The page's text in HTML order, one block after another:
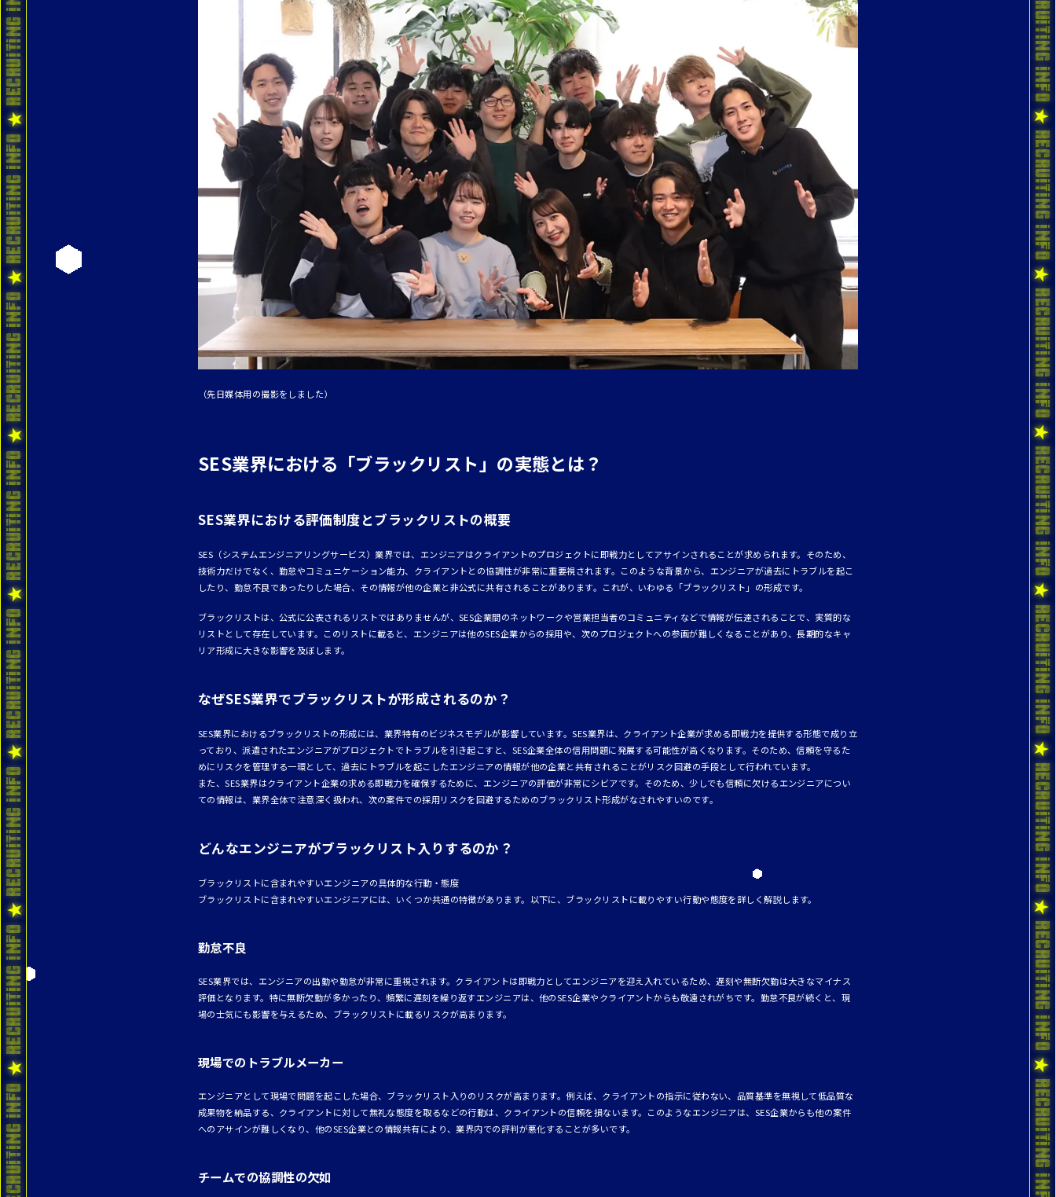
（先日媒体用の撮影をしました）
SES業界における「ブラックリスト」の実態とは？
SES業界における評価制度とブラックリストの概要
SES（システムエンジニアリングサービス）業界では、エンジニアはクライアントのプロジェクトに即戦力としてアサインされることが求められます。そのため、
技術力だけでなく、勤怠やコミュニケーション能力、クライアントとの協調性が非常に重要視されます。このような背景から、エンジニアが過去にトラブルを起こ
したり、勤怠不良であったりした場合、その情報が他の企業と非公式に共有されることがあります。これが、いわゆる「ブラックリスト」の形成です。
ブラックリストは、公式に公表されるリストではありませんが、SES企業間のネットワークや営業担当者のコミュニティなどで情報が伝達されることで、実質的な
リストとして存在しています。このリストに載ると、エンジニアは他のSES企業からの採用や、次のプロジェクトへの参画が難しくなることがあり、長期的なキャ
リア形成に大きな影響を及ぼします。
なぜSES業界でブラックリストが形成されるのか？
SES業界におけるブラックリストの形成には、業界特有のビジネスモデルが影響しています。SES業界は、クライアント企業が求める即戦力を提供する形態で成り立
っており、派遣されたエンジニアがプロジェクトでトラブルを引き起こすと、SES企業全体の信用問題に発展する可能性が高くなります。そのため、信頼を守るた
めにリスクを管理する一環として、過去にトラブルを起こしたエンジニアの情報が他の企業と共有されることがリスク回避の手段として行われています。
また、SES業界はクライアント企業の求める即戦力を確保するために、エンジニアの評価が非常にシビアです。そのため、少しでも信頼に欠けるエンジニアについ
ての情報は、業界全体で注意深く扱われ、次の案件での採用リスクを回避するためのブラックリスト形成がなされやすいのです。
どんなエンジニアがブラックリスト入りするのか？
ブラックリストに含まれやすいエンジニアの具体的な行動・態度
ブラックリストに含まれやすいエンジニアには、いくつか共通の特徴があります。以下に、ブラックリストに載りやすい行動や態度を詳しく解説します。
勤怠不良
SES業界では、エンジニアの出勤や勤怠が非常に重視されます。クライアントは即戦力としてエンジニアを迎え入れているため、遅刻や無断欠勤は大きなマイナス
評価となります。特に無断欠勤が多かったり、頻繁に遅刻を繰り返すエンジニアは、他のSES企業やクライアントからも敬遠されがちです。勤怠不良が続くと、現
場の士気にも影響を与えるため、ブラックリストに載るリスクが高まります。
現場でのトラブルメーカー
エンジニアとして現場で問題を起こした場合、ブラックリスト入りのリスクが高まります。例えば、クライアントの指示に従わない、品質基準を無視して低品質な
成果物を納品する、クライアントに対して無礼な態度を取るなどの行動は、クライアントの信頼を損ないます。このようなエンジニアは、SES企業からも他の案件
へのアサインが難しくなり、他のSES企業との情報共有により、業界内での評判が悪化することが多いです。
チームでの協調性の欠如